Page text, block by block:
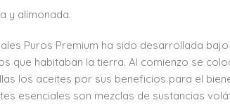
y alimonada.
Puros Premium ha sido desarrollada
que habitaban la tierra. Al comienzo se
los aceites por sus beneficios para el
esenciales son mezclas de sustancias